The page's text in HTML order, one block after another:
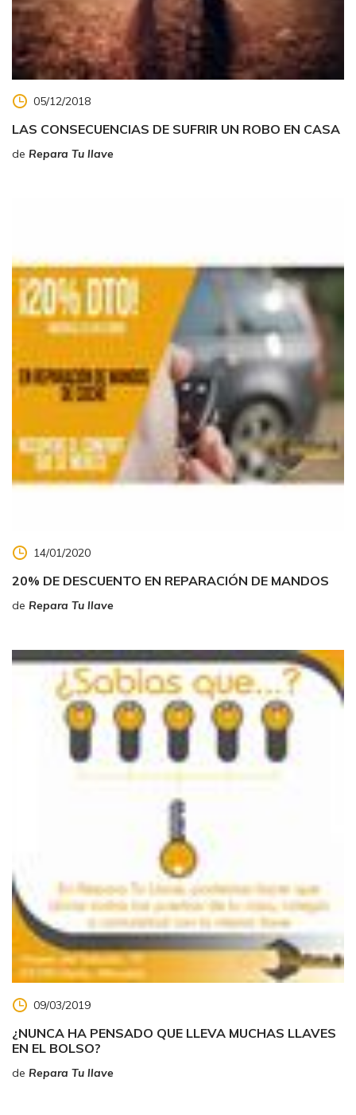
05/12/2018
LAS CONSECUENCIAS DE SUFRIR UN ROBO EN CASA
de Repara Tu llave
14/01/2020
20% DE DESCUENTO EN REPARACIÓN DE MANDOS
de Repara Tu llave
09/03/2019
¿NUNCA HA PENSADO QUE LLEVA MUCHAS LLAVES
EN EL BOLSO?
de Repara Tu llave